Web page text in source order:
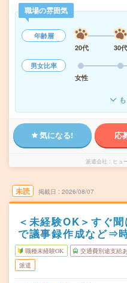
職場の雰囲気
年齢層
20代
30代
男女比率
女性
気になる! 応
派遣会社 ヒュ
未読 掲載日 2026/08/07
＜未経験OK＞すぐ
で議事録作成など⇒
職種未経験OK 交通費別途支給
派遣